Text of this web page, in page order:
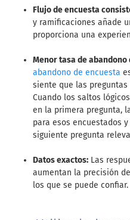
Flujo de encuesta
y ramificaciones añade
proporciona una
Menor tasa de abandono
abandono de encuesta
siente que las
Cuando los saltos
en la primera pregunta,
para esos encuestados
siguiente pregunta
Datos exactos: Las
aumentan la precisión
los que se puede confiar.